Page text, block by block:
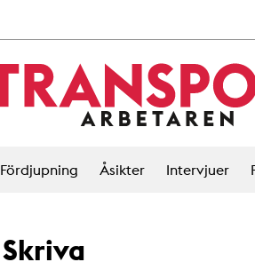
Fördjupning Åsikter Intervjuer
Skriva